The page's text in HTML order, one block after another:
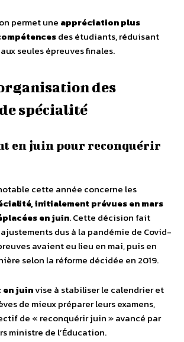
permet une appréciation plus
des étudiants, réduisant
seules épreuves finales.
des
spécialité
en juin pour reconquérir
cette année concerne les
initialement prévues en mars
en juin. Cette décision fait
dus à la pandémie de Covid-
avaient eu lieu en mai, puis en
selon la réforme décidée en 2019.
en juinvise à stabiliser le calendrier et
de mieux préparer leurs examens,
de « reconquérir juin » avancé par
ministre de l’Éducation.